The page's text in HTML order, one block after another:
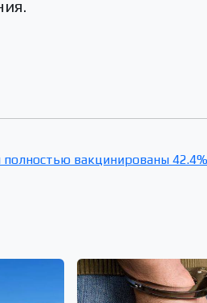
полностью вакцинированы